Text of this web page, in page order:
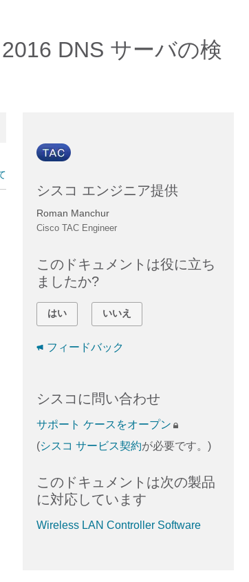
DNS サーバの検
シスコ エンジニア提供
Roman Manchur
Cisco TAC Engineer
このドキュメントは役に立ち
ましたか?
はい いいえ
フィードバック
シスコに問い合わせ
サポート ケースをオープン
(シスコ サービス契約が必要です。)
このドキュメントは次の製品
に対応しています
Wireless LAN Controller Software